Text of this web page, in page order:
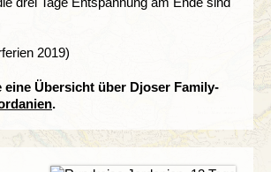
2019)
eine Übersicht über Djoser Family-
.